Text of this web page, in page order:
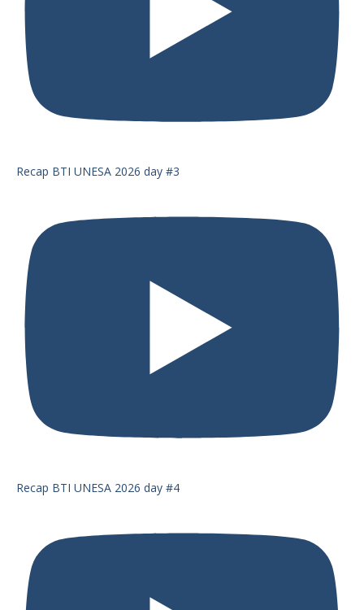
Recap BTI UNESA 2026 day #3
Recap BTI UNESA 2026 day #4